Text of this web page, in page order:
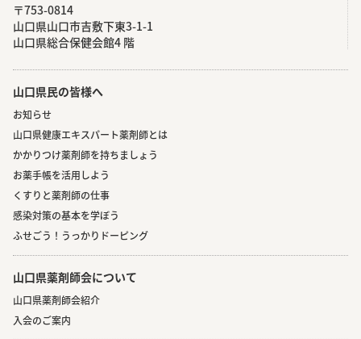
〒753-0814
⼭⼝県⼭⼝市吉敷下東3-1-1
⼭⼝県総合保健会館4 階
山口県民の皆様へ
お知らせ
山口県健康エキスパート薬剤師とは
かかりつけ薬剤師を持ちましょう
お薬手帳を活用しよう
くすりと薬剤師の仕事
感染対策の基本を学ぼう
ふせごう！うっかりドーピング
山口県薬剤師会について
山口県薬剤師会紹介
入会のご案内